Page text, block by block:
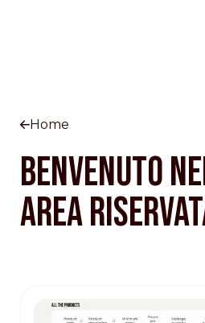
Home
BENVENUTO
AREA